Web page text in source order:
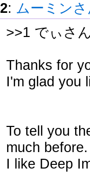
2: ムーミンさ
>>1 でぃさ
Thanks for
I'm glad you
To tell you
much before.
I like Deep